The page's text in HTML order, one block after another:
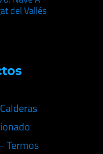
del Vallés
Termos